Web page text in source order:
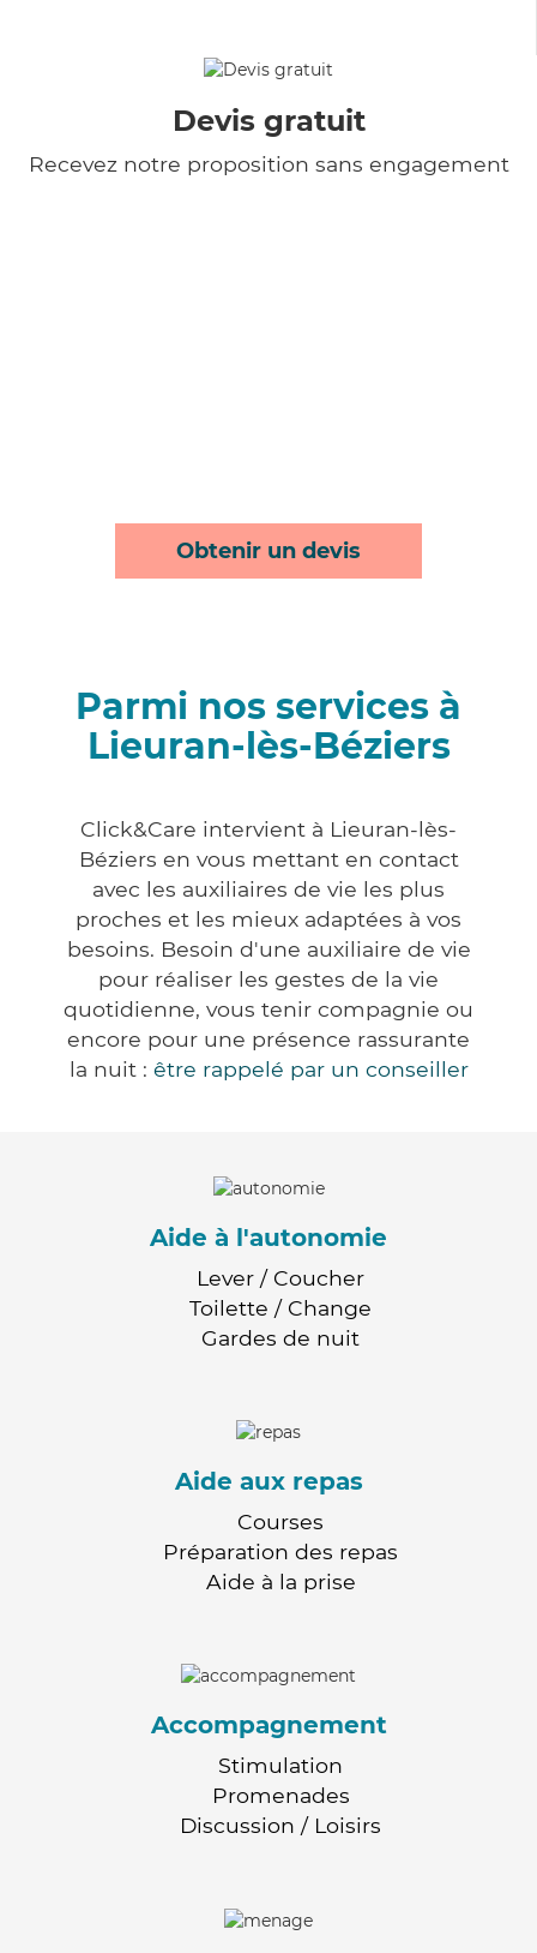
Devis gratuit
Recevez notre proposition sans engagement
Obtenir un devis
Parmi nos services à
Lieuran-lès-Béziers
Click&Care intervient à Lieuran-lès-
Béziers en vous mettant en contact
avec les auxiliaires de vie les plus
proches et les mieux adaptées à vos
besoins. Besoin d'une auxiliaire de vie
pour réaliser les gestes de la vie
quotidienne, vous tenir compagnie ou
encore pour une présence rassurante
la nuit : être rappelé par un conseiller
Aide à l'autonomie
Lever / Coucher
Toilette / Change
Gardes de nuit
Aide aux repas
Courses
Préparation des repas
Aide à la prise
Accompagnement
Stimulation
Promenades
Discussion / Loisirs